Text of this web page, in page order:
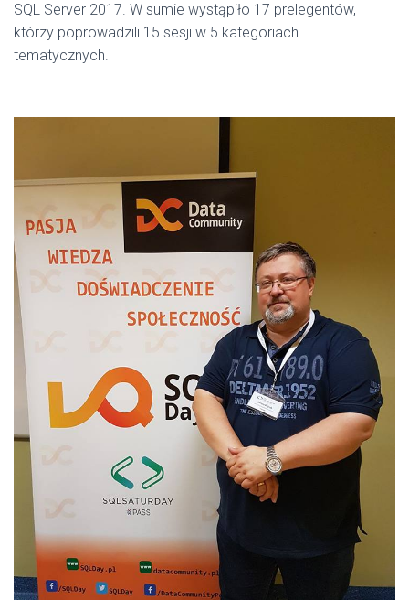
SQL Server 2017. W sumie wystąpiło 17 prelegentów,
którzy poprowadzili 15 sesji w 5 kategoriach
tematycznych.